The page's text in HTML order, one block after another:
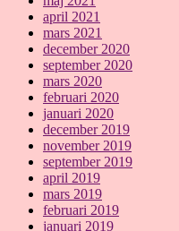
april 2021
mars 2021
december 2020
september 2020
mars 2020
februari 2020
januari 2020
december 2019
november 2019
september 2019
april 2019
mars 2019
februari 2019
januari 2019